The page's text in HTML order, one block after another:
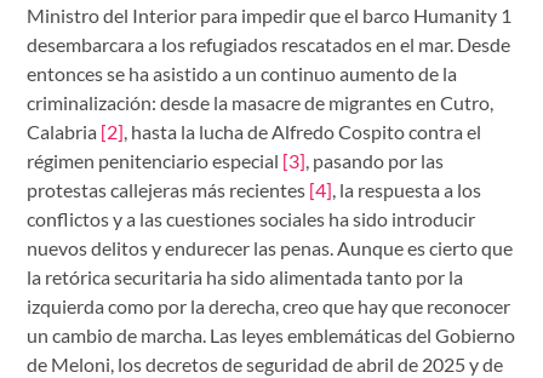
Ministro del Interior para impedir que el barco Humanity 1
desembarcara a los refugiados rescatados en el mar. Desde
entonces se ha asistido a un continuo aumento de la
criminalización: desde la masacre de migrantes en Cutro,
Calabria [2], hasta la lucha de Alfredo Cospito contra el
régimen penitenciario especial [3], pasando por las
protestas callejeras más recientes [4], la respuesta a los
conflictos y a las cuestiones sociales ha sido introducir
nuevos delitos y endurecer las penas. Aunque es cierto que
la retórica securitaria ha sido alimentada tanto por la
izquierda como por la derecha, creo que hay que reconocer
un cambio de marcha. Las leyes emblemáticas del Gobierno
de Meloni, los decretos de seguridad de abril de 2025 y de